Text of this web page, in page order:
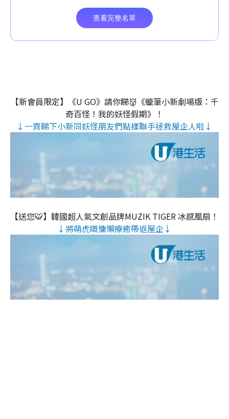
【新會員限定】《U GO》請你睇👹《蠟筆小新劇場版：千
奇百怪！我的妖怪假期》！
↓一齊睇下小新同妖怪朋友們點樣聯手拯救屋企人啦↓
【送您🐯】韓國超人氣文創品牌MUZIK TIGER 冰感風扇！
↓將萌虎嘅慵懶療癒帶返屋企↓